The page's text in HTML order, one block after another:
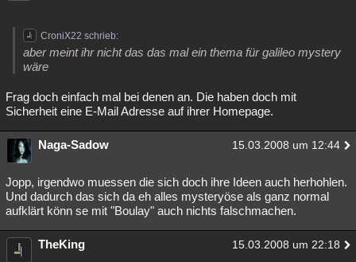
CroniX22 schrieb:
aber meint ihr nicht das das mal ein thema für galileo mystery
wäre
Frag doch einfach mal bei denen an. Die haben doch mit
Sicherheit eine E-Mail Adresse auf ihrer Homepage.
Naga-Sadow 15.03.2008 um 12:44
Jopp, irgendwo muessen die sich doch ihre Ideen auch herhohlen.
Und dadurch das sich da eh alles mysteryöse als ganz normal
aufklärt könn se mit "Boulay" auch nichts falschmachen.
TheKing 15.03.2008 um 22:18